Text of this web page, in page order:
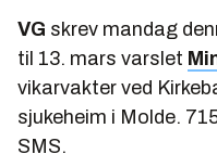
VG skrev mandag
til 13. mars varslet
vikarvakter ved
sjukeheim i Molde.
SMS.